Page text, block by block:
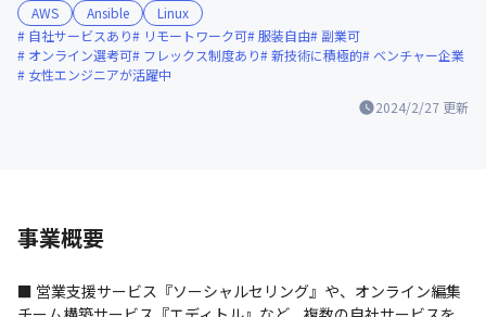
2024/2/27 更新
AWS Ansible
Linux
自社サービスあり
リモートワーク可 服装自由
副業可
オンライン選考可
フレックス制度あり 新技術に積極的
ベンチャー企業
女性エンジニアが活躍中
事業概要
■ 営業支援サービス『ソーシャルセリング』や、オンライン編集